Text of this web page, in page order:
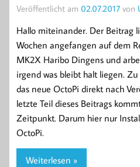
Veröffentlicht am 02.07.2017 von
Hallo miteinander. Der Beitrag
Wochen angefangen auf dem
MK2X Haribo Dingens und
irgend was bleibt halt liegen.
das neue OctoPi direkt nach
letzte Teil dieses Beitrags
Zeitpunkt. Darum hier nur
OctoPi.
Weiterlesen »